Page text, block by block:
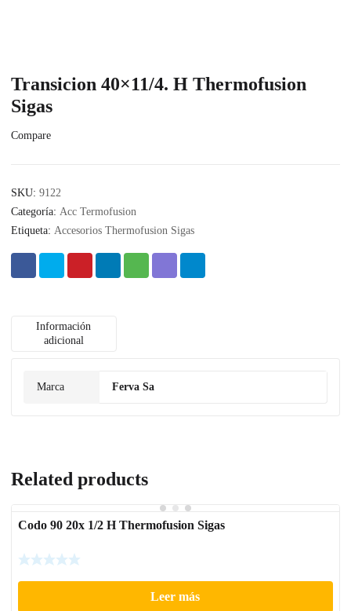
Transicion 40×11/4. H Thermofusion
Sigas
Compare
SKU: 9122
Categoría: Acc Termofusion
Etiqueta: Accesorios Thermofusion Sigas
Información
adicional
Marca Ferva Sa
Related products
Codo 90 20x 1/2 H Thermofusion Sigas
Leer más